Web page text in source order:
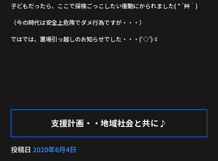
子どもだったら、ここで探検ごっこしたい衝動にかられました( *´艸｀)
（今の時代は安全上危険でダメ行為ですが・・・）
ではでは、置場引っ越しのお知らせでした・・・(‘◇’)ゞ
支援計画・・地域社会と共に♪
投稿日 2020年6月4日